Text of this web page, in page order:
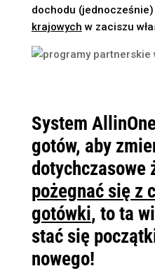
dochodu (jednocześnie)
krajowych w zaciszu
System
gotów, aby
dotychczasowe
pożegnać się z
gotówki, to ta
staćsię
nowego!